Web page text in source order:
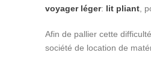
voyager léger: lit pliant ,
Afin de pallier cette
société de location de